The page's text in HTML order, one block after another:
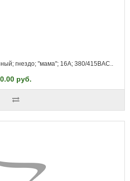
гнездо; "мама"; 16А; 380/415ВAC..
0.00 руб.